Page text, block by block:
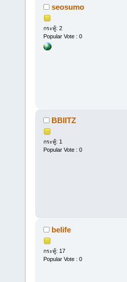
seosumo
กระทู้: 2
Popular Vote : 0
BBIITZ
กระทู้: 1
Popular Vote : 0
belife
กระทู้: 17
Popular Vote : 0